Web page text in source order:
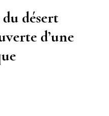
désert
d’une